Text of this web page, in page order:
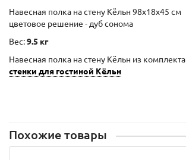
Навесная полка на стену Кёльн 98x18x45 см
цветовое решение - дуб сонома
Вес:9.5 кг
Навесная полка на стену Кёльн из комплекта
стенки для гостиной Кёльн
Похожие товары